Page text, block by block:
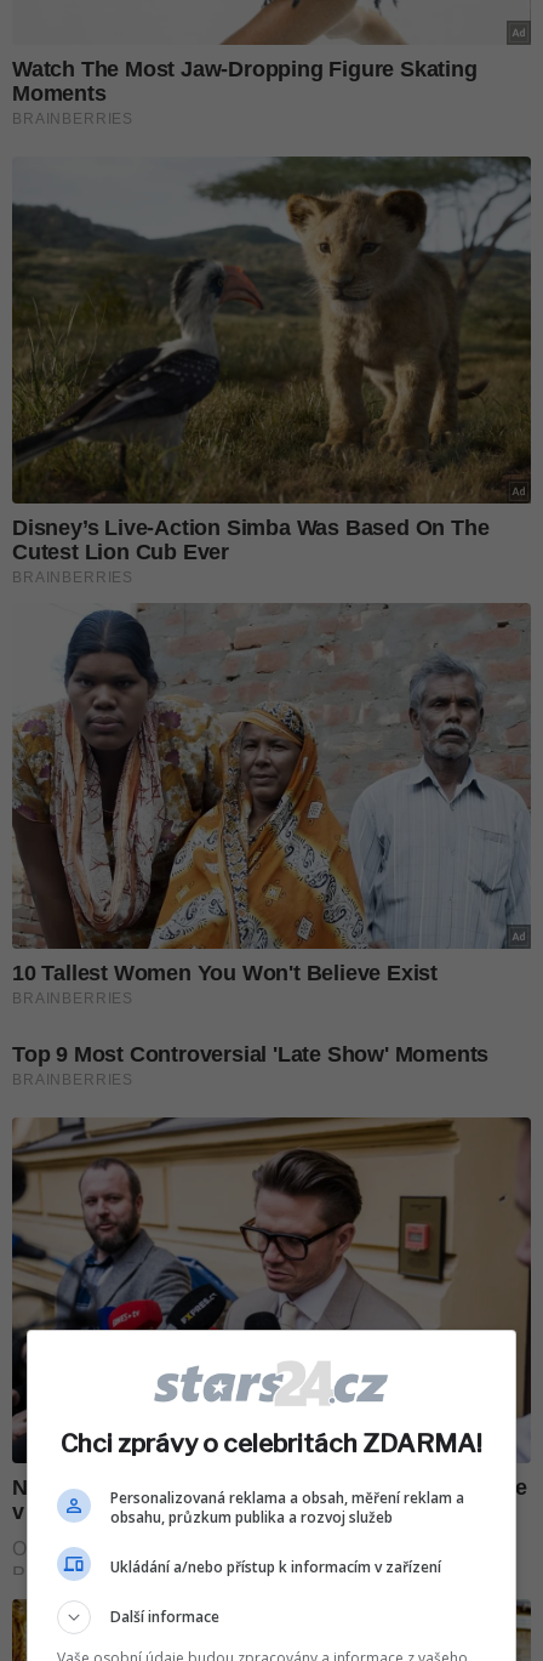
Chci zprávy o celebritách ZDARMA!
Personalizovaná reklama a obsah, měření reklam a
obsahu, průzkum publika a rozvoj služeb
Ukládání a/nebo přístup k informacím v zařízení
Další informace